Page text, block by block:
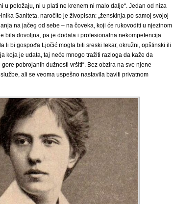
u položaju, ni u plati ne krenem ni malo dalje“. Jedan od niza
Saniteta, naročito je živopisan: „ženskinja po samoj svojoj
na jačeg od sebe – na čoveka, koji će rukovoditi u njezinom
bila dovoljna, pa je dodata i profesionalna nekompetencija
li bi gospođa Ljočić mogla biti sreski lekar, okružni, opštinski ili
koja je udata, taj neće mnogo tražiti razloga da kaže da
pobrojanih dužnosti vršiti“. Bez obzira na sve njene
ali se veoma uspešno nastavila baviti privatnom